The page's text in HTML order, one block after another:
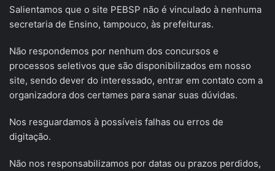
Salientamos que o site PEBSP não é vinculado à nenhuma
secretaria de Ensino, tampouco, às prefeituras.
Não respondemos por nenhum dos concursos e
processos seletivos que são disponibilizados em nosso
site, sendo dever do interessado, entrar em contato com a
organizadora dos certames para sanar suas dúvidas.
Nos resguardamos à possíveis falhas ou erros de
digitação.
Não nos responsabilizamos por datas ou prazos perdidos,